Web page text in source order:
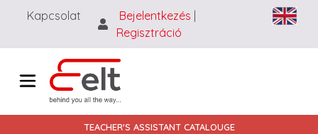
Ugrás a tartalomra
Kapcsolat Bejelentkezés
Regisztráció
Main navigation HU
TEACHER'S ASSISTANT CATALOUGE